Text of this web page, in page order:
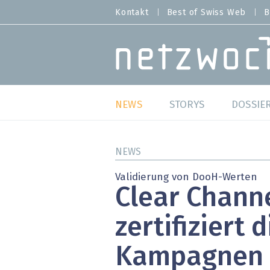
zum
MENU
Kontakt Best of Swiss Web
MAIN NAVIGATION
NEWS
Studien
Meinungen
Hands-on
STORYS
Best
SAP
NEWS
Validierung von DooH-Werten
Clear
zertifiziert
Kampagnen